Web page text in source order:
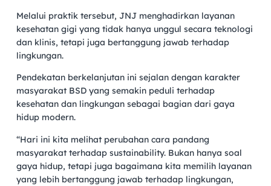
Melalui praktik tersebut, JNJ menghadirkan layanan
kesehatan gigi yang tidak hanya unggul secara teknologi
dan klinis, tetapi juga bertanggung jawab terhadap
lingkungan.
Pendekatan berkelanjutan ini sejalan dengan karakter
masyarakat BSD yang semakin peduli terhadap
kesehatan dan lingkungan sebagai bagian dari gaya
hidup modern.
“Hari ini kita melihat perubahan cara pandang
masyarakat terhadap sustainability. Bukan hanya soal
gaya hidup, tetapi juga bagaimana kita memilih layanan
yang lebih bertanggung jawab terhadap lingkungan,